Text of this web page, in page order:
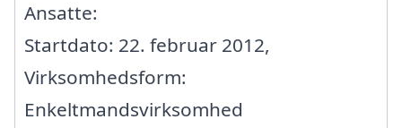
Ansatte:
Startdato: 22. februar 2012,
Virksomhedsform:
Enkeltmandsvirksomhed